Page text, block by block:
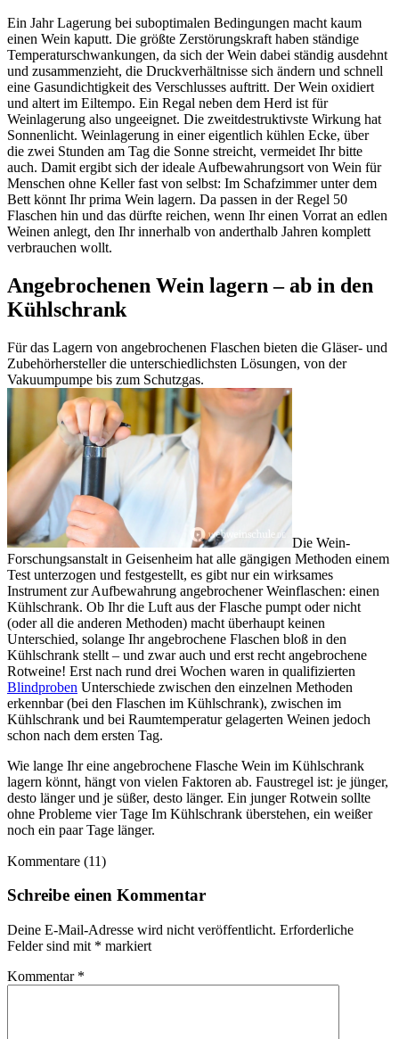
Ein Jahr Lagerung bei suboptimalen Bedingungen macht kaum
einen Wein kaputt. Die größte Zerstörungskraft haben ständige
Temperaturschwankungen, da sich der Wein dabei ständig ausdehnt
und zusammenzieht, die Druckverhältnisse sich ändern und schnell
eine Gasundichtigkeit des Verschlusses auftritt. Der Wein oxidiert
und altert im Eiltempo. Ein Regal neben dem Herd ist für
Weinlagerung also ungeeignet. Die zweitdestruktivste Wirkung hat
Sonnenlicht. Weinlagerung in einer eigentlich kühlen Ecke, über
die zwei Stunden am Tag die Sonne streicht, vermeidet Ihr bitte
auch. Damit ergibt sich der ideale Aufbewahrungsort von Wein für
Menschen ohne Keller fast von selbst: Im Schafzimmer unter dem
Bett könnt Ihr prima Wein lagern. Da passen in der Regel 50
Flaschen hin und das dürfte reichen, wenn Ihr einen Vorrat an edlen
Weinen anlegt, den Ihr innerhalb von anderthalb Jahren komplett
verbrauchen wollt.
Angebrochenen Wein lagern – ab in den
Kühlschrank
Für das Lagern von angebrochenen Flaschen bieten die Gläser- und
Zubehörhersteller die unterschiedlichsten Lösungen, von der
Vakuumpumpe bis zum Schutzgas.
Die Wein-
Forschungsanstalt in Geisenheim hat alle gängigen Methoden einem
Test unterzogen und festgestellt, es gibt nur ein wirksames
Instrument zur Aufbewahrung angebrochener Weinflaschen: einen
Kühlschrank. Ob Ihr die Luft aus der Flasche pumpt oder nicht
(oder all die anderen Methoden) macht überhaupt keinen
Unterschied, solange Ihr angebrochene Flaschen bloß in den
Kühlschrank stellt – und zwar auch und erst recht angebrochene
Rotweine! Erst nach rund drei Wochen waren in qualifizierten
Blindproben Unterschiede zwischen den einzelnen Methoden
erkennbar (bei den Flaschen im Kühlschrank), zwischen im
Kühlschrank und bei Raumtemperatur gelagerten Weinen jedoch
schon nach dem ersten Tag.
Wie lange Ihr eine angebrochene Flasche Wein im Kühlschrank
lagern könnt, hängt von vielen Faktoren ab. Faustregel ist: je jünger,
desto länger und je süßer, desto länger. Ein junger Rotwein sollte
ohne Probleme vier Tage Im Kühlschrank überstehen, ein weißer
noch ein paar Tage länger.
Kommentare (11)
Schreibe einen Kommentar
Deine E-Mail-Adresse wird nicht veröffentlicht. Erforderliche
Felder sind mit * markiert
Kommentar *